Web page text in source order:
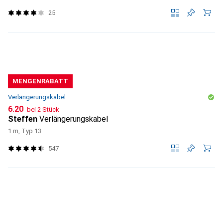
25
MENGENRABATT
Verlängerungskabel
CHF
6.20 bei 2 Stück
Steffen Verlängerungskabel
1 m, Typ 13
547